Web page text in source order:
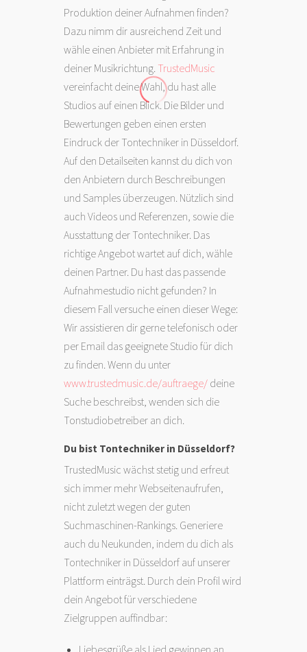
Produktion deiner Aufnahmen finden?
Dazu nimm dir ausreichend Zeit und
wähle einen Anbieter mit Erfahrung in
deiner Musikrichtung. TrustedMusic
vereinfacht deine Wahl, du hast alle
Studios auf einen Blick. Die Bilder und
Bewertungen geben einen ersten
Eindruck der Tontechniker in Düsseldorf.
Auf den Detailseiten kannst du dich von
den Anbietern durch Beschreibungen
und Samples überzeugen. Nützlich sind
auch Videos und Referenzen, sowie die
Ausstattung der Tontechniker. Das
richtige Angebot wartet auf dich, wähle
deinen Partner. Du hast das passende
Aufnahmestudio nicht gefunden? In
diesem Fall versuche einen dieser Wege:
Wir assistieren dir gerne telefonisch oder
per Email das geeignete Studio für dich
zu finden. Wenn du unter
www.trustedmusic.de/auftraege/ deine
Suche beschreibst, wenden sich die
Tonstudiobetreiber an dich.
Du bist Tontechniker in Düsseldorf?
TrustedMusic wächst stetig und erfreut
sich immer mehr Webseitenaufrufen,
nicht zuletzt wegen der guten
Suchmaschinen-Rankings. Generiere
auch du Neukunden, indem du dich als
Tontechniker in Düsseldorf auf unserer
Plattform einträgst. Durch dein Profil wird
dein Angebot für verschiedene
Zielgruppen auffindbar:
Liebesgrüße als Lied gewinnen an